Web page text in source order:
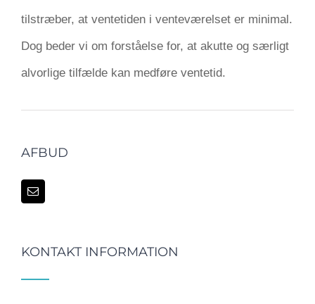
tilstræber, at ventetiden i venteværelset er minimal.
Dog beder vi om forståelse for, at akutte og særligt
alvorlige tilfælde kan medføre ventetid.
AFBUD
KONTAKT INFORMATION